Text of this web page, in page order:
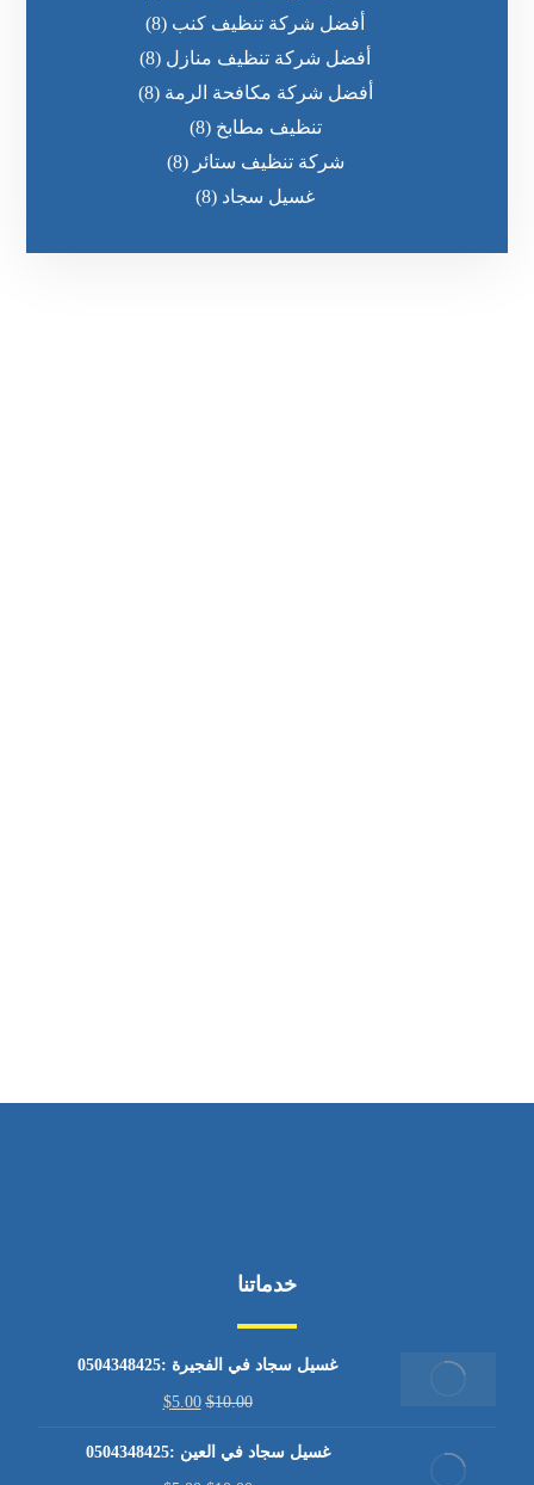
أفضل شركة تنظيف كنب (8)
أفضل شركة تنظيف منازل (8)
أفضل شركة مكافحة الرمة (8)
تنظيف مطابخ (8)
شركة تنظيف ستائر (8)
غسيل سجاد (8)
خدماتنا
غسيل سجاد في الفجيرة :0504348425
$10.00
$5.00
غسيل سجاد في العين :0504348425